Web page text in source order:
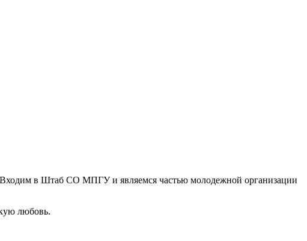
в Штаб СО МПГУ и являемся частью молодежной организации
любовь.